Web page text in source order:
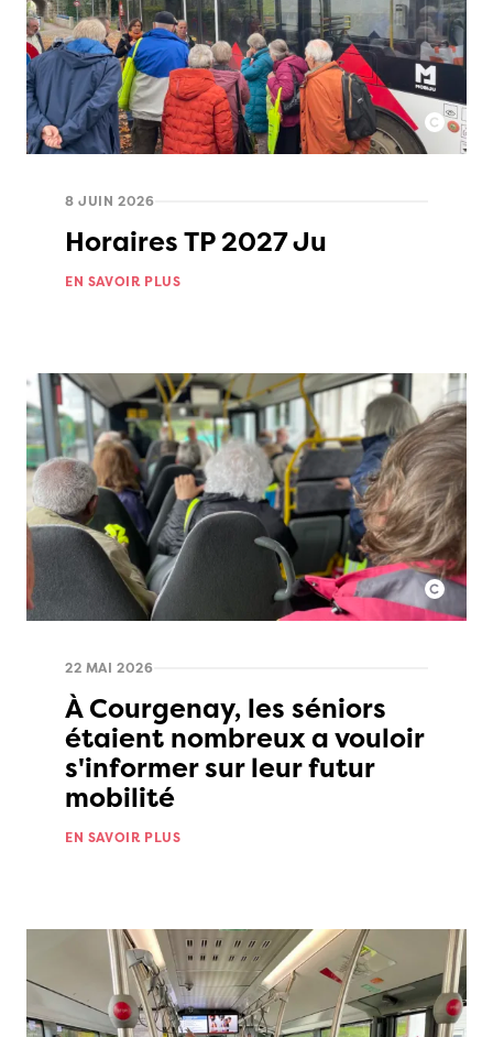
8 JUIN 2026
Horaires TP 2027 Ju
EN SAVOIR PLUS
22 MAI 2026
À Courgenay, les séniors
étaient nombreux a vouloir
s'informer sur leur futur
mobilité
EN SAVOIR PLUS